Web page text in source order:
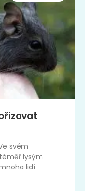
svém
lysým
lidí